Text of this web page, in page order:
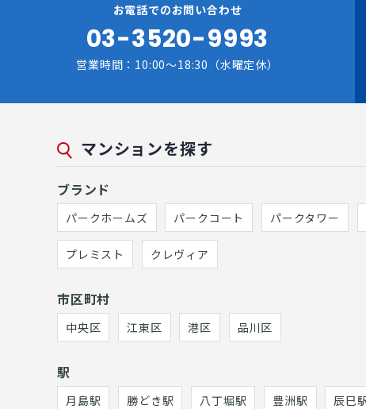
お電話でのお問い合わせ
03-3520-9993
営業時間：10:00～18:30（水曜定休）
マンションを探す
ブランド
パークホームズ パークコート パークタワー
プレミスト クレヴィア
市区町村
中央区 江東区 港区 品川区
駅
月島駅 勝どき駅 八丁堀駅 豊洲駅 辰巳